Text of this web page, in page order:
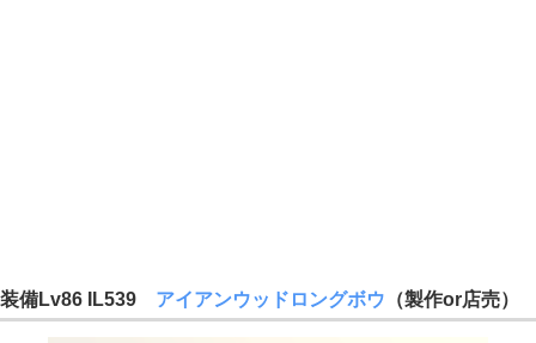
装備Lv86 IL539 アイアンウッドロングボウ （製作or店売）